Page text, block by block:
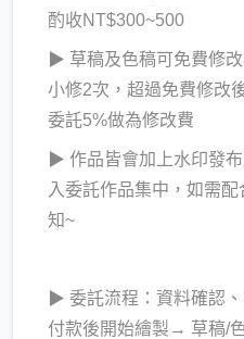
酌收NT$300~500
▶ 草稿及色稿可免費修
小修2次，超過免費修改
委託5%做為修改費
▶ 作品皆會加上水印發
入委託作品集中，如需
知~
▶ 委託流程：資料確認
付款後開始繪製→ 草稿/